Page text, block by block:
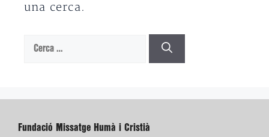
una cerca.
Cerca:
Fundació Missatge Humà i Cristià